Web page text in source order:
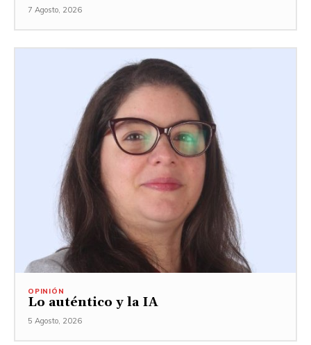
7 Agosto, 2026
OPINIÓN
Lo auténtico y la IA
5 Agosto, 2026